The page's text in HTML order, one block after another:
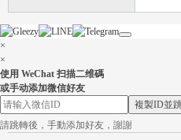
茶
×
×
使用 WeChat 扫描二维碼
或手动添加微信好友
複製ID並
請跳轉後，手動添加好友，謝謝